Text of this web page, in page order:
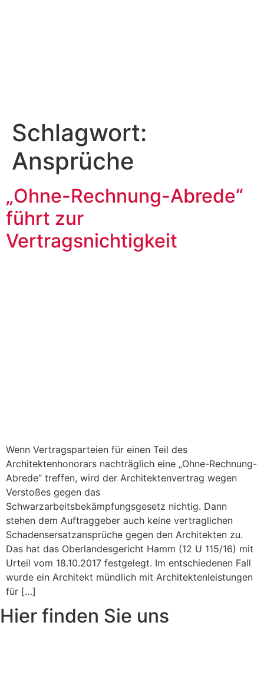
Schlagwort:
Ansprüche
„Ohne-Rechnung-Abrede“
führt zur
Vertragsnichtigkeit
Wenn Vertragsparteien für einen Teil des
Architektenhonorars nachträglich eine „Ohne-Rechnung-
Abrede“ treffen, wird der Architektenvertrag wegen
Verstoßes gegen das
Schwarzarbeitsbekämpfungsgesetz nichtig. Dann
stehen dem Auftraggeber auch keine vertraglichen
Schadensersatzansprüche gegen den Architekten zu.
Das hat das Oberlandesgericht Hamm (12 U 115/16) mit
Urteil vom 18.10.2017 festgelegt. Im entschiedenen Fall
wurde ein Architekt mündlich mit Architektenleistungen
für […]
Hier finden Sie uns